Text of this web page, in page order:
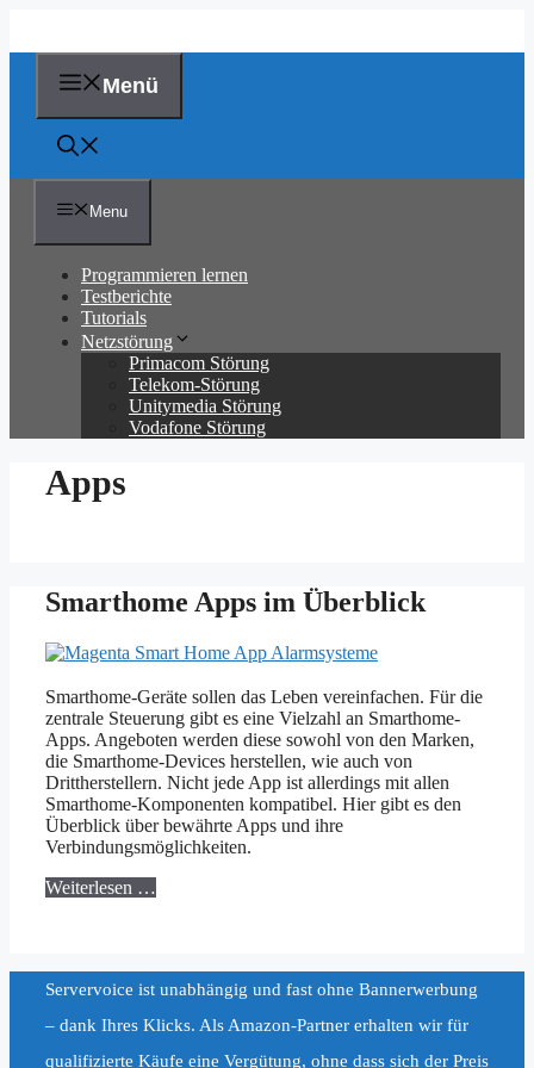
springen
Menü
Menu
Programmieren lernen
Testberichte
Tutorials
Netzstörung
Primacom Störung
Telekom-Störung
Unitymedia Störung
Vodafone Störung
Apps
Smarthome Apps im Überblick
Smarthome-Geräte sollen das Leben vereinfachen. Für die
zentrale Steuerung gibt es eine Vielzahl an Smarthome-
Apps. Angeboten werden diese sowohl von den Marken,
die Smarthome-Devices herstellen, wie auch von
Drittherstellern. Nicht jede App ist allerdings mit allen
Smarthome-Komponenten kompatibel. Hier gibt es den
Überblick über bewährte Apps und ihre
Verbindungsmöglichkeiten.
Weiterlesen …
Servervoice ist unabhängig und fast ohne Bannerwerbung
– dank Ihres Klicks. Als Amazon-Partner erhalten wir für
qualifizierte Käufe eine Vergütung, ohne dass sich der Preis